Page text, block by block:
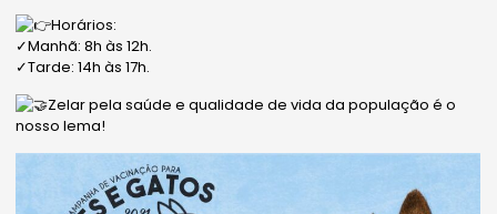
Horários:
✓Manhã: 8h às 12h.
✓Tarde: 14h às 17h.
Zelar pela saúde e qualidade de vida da população é o
nosso lema!